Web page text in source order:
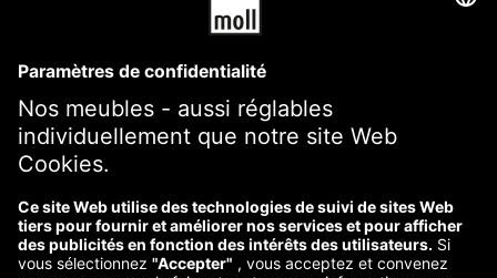
CONDITIONS GÉNÉRALES DE VENTE
Mentions légales
Déclaration de confidentialité
Information sur le droit de rétractation